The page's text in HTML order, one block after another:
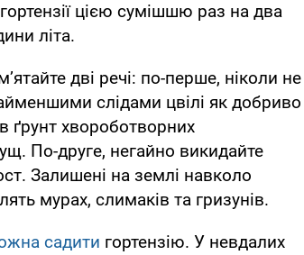
цією сумішшю раз на два
літа.
дві речі: по-перше, ніколи не
слідами цвілі як добриво
ґрунт хвороботворних
По-друге, негайно викидайте
Залишені на землі навколо
мурах, слимаків та гризунів.
садити гортензію. У невдалих